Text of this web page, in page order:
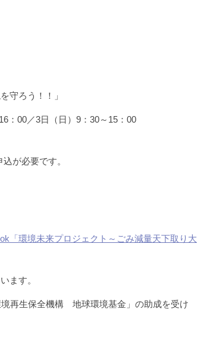
守ろう！！」
：00／3日（日）9：30～15：00
が必要です。
「環境未来プロジェクト～ごみ減量天下取り大
ます。
再生保全機構 地球環境基金」の助成を受け